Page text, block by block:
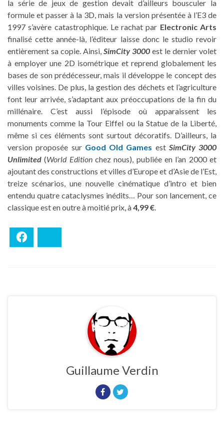
la série de jeux de gestion devait d’ailleurs bousculer la
formule et passer à la 3D, mais la version présentée à l’E3 de
1997 s’avère catastrophique. Le rachat par Electronic Arts
finalisé cette année-là, l’éditeur laisse donc le studio revoir
entièrement sa copie. Ainsi, SimCity 3000 est le dernier volet
à employer une 2D isométrique et reprend globalement les
bases de son prédécesseur, mais il développe le concept des
villes voisines. De plus, la gestion des déchets et l’agriculture
font leur arrivée, s’adaptant aux préoccupations de la fin du
millénaire. C’est aussi l’épisode où apparaissent les
monuments comme la Tour Eiffel ou la Statue de la Liberté,
même si ces éléments sont surtout décoratifs. D’ailleurs, la
version proposée sur Good Old Games est SimCity 3000
Unlimited (World Editionchez nous), publiée en l’an 2000 et
ajoutant des constructions et villes d’Europe et d’Asie de l’Est,
treize scénarios, une nouvelle cinématique d’intro et bien
entendu quatre cataclysmes inédits… Pour son lancement, ce
classique est en outre à moitié prix, à4,99 €.
Guillaume Verdin